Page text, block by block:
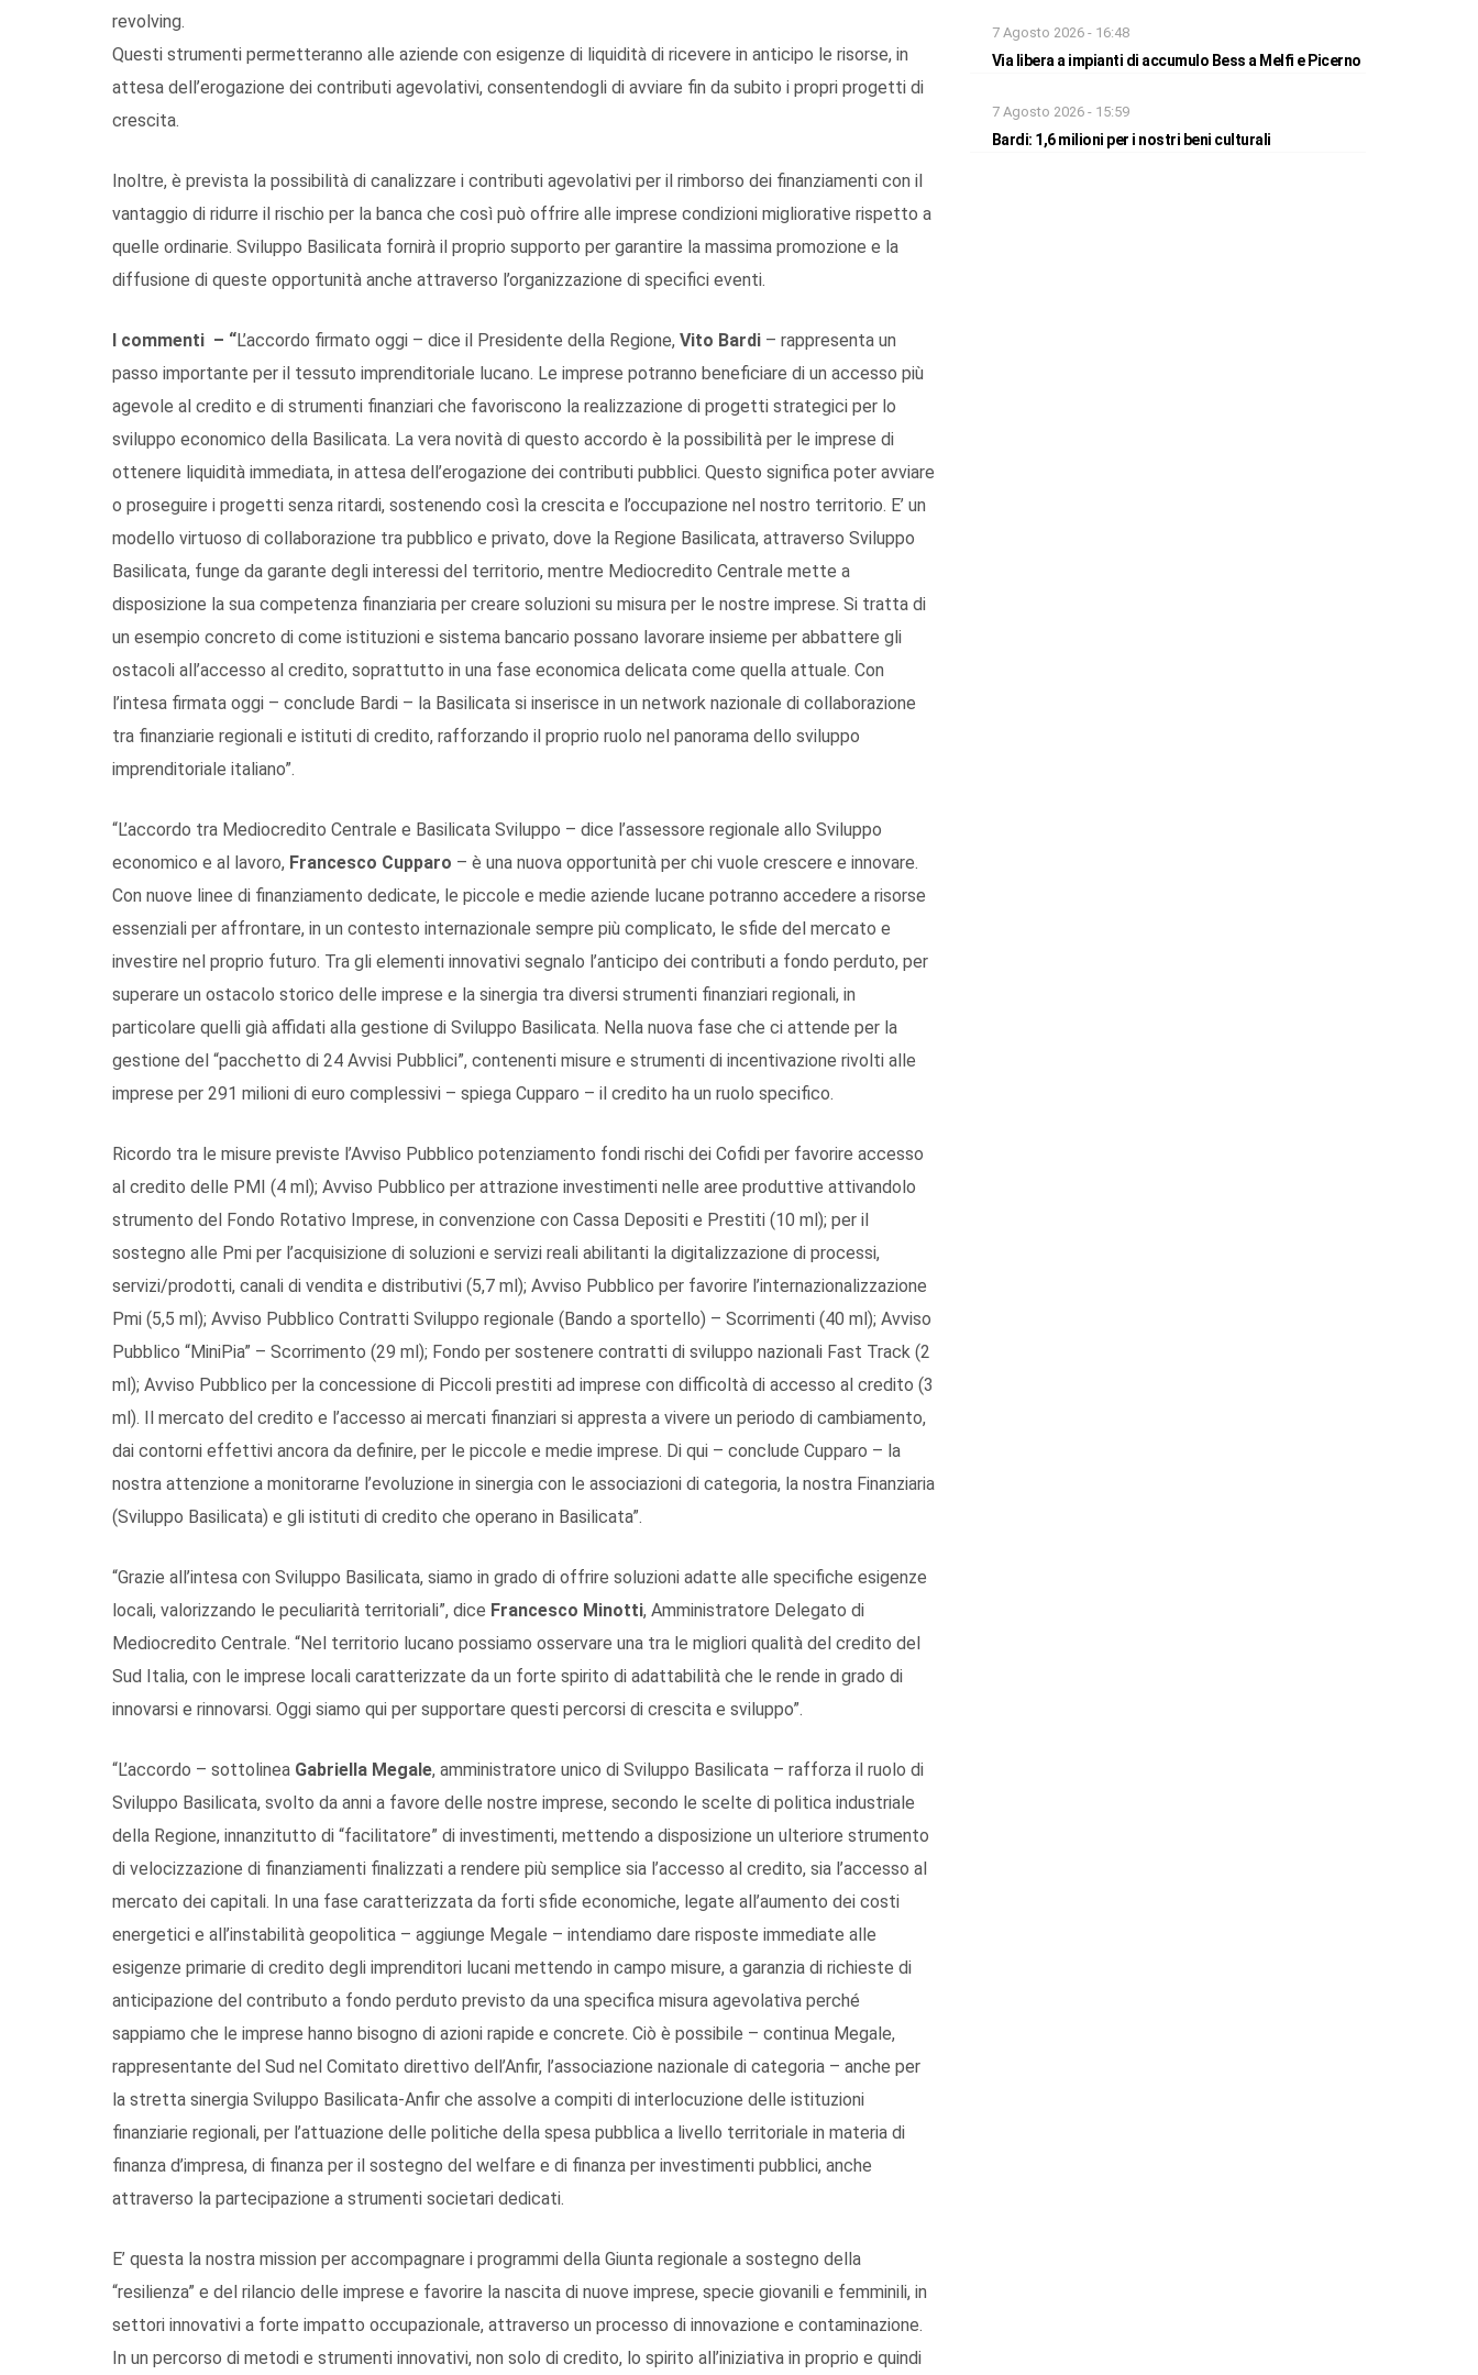
revolving.
Questi strumenti permetteranno alle aziende con esigenze di liquidità di ricevere in anticipo le risorse, in
attesa dell’erogazione dei contributi agevolativi, consentendogli di avviare fin da subito i propri progetti di
crescita.
Inoltre, è prevista la possibilità di canalizzare i contributi agevolativi per il rimborso dei finanziamenti con il
vantaggio di ridurre il rischio per la banca che così può offrire alle imprese condizioni migliorative rispetto a
quelle ordinarie. Sviluppo Basilicata fornirà il proprio supporto per garantire la massima promozione e la
diffusione di queste opportunità anche attraverso l’organizzazione di specifici eventi.
I commenti – “L’accordo firmato oggi – dice il Presidente della Regione, Vito Bardi – rappresenta un
passo importante per il tessuto imprenditoriale lucano. Le imprese potranno beneficiare di un accesso più
agevole al credito e di strumenti finanziari che favoriscono la realizzazione di progetti strategici per lo
sviluppo economico della Basilicata. La vera novità di questo accordo è la possibilità per le imprese di
ottenere liquidità immediata, in attesa dell’erogazione dei contributi pubblici. Questo significa poter avviare
o proseguire i progetti senza ritardi, sostenendo così la crescita e l’occupazione nel nostro territorio. E’ un
modello virtuoso di collaborazione tra pubblico e privato, dove la Regione Basilicata, attraverso Sviluppo
Basilicata, funge da garante degli interessi del territorio, mentre Mediocredito Centrale mette a
disposizione la sua competenza finanziaria per creare soluzioni su misura per le nostre imprese. Si tratta di
un esempio concreto di come istituzioni e sistema bancario possano lavorare insieme per abbattere gli
ostacoli all’accesso al credito, soprattutto in una fase economica delicata come quella attuale. Con
l’intesa firmata oggi – conclude Bardi – la Basilicata si inserisce in un network nazionale di collaborazione
tra finanziarie regionali e istituti di credito, rafforzando il proprio ruolo nel panorama dello sviluppo
imprenditoriale italiano”.
“L’accordo tra Mediocredito Centrale e Basilicata Sviluppo – dice l’assessore regionale allo Sviluppo
economico e al lavoro, Francesco Cupparo – è una nuova opportunità per chi vuole crescere e innovare.
Con nuove linee di finanziamento dedicate, le piccole e medie aziende lucane potranno accedere a risorse
essenziali per affrontare, in un contesto internazionale sempre più complicato, le sfide del mercato e
investire nel proprio futuro. Tra gli elementi innovativi segnalo l’anticipo dei contributi a fondo perduto, per
superare un ostacolo storico delle imprese e la sinergia tra diversi strumenti finanziari regionali, in
particolare quelli già affidati alla gestione di Sviluppo Basilicata. Nella nuova fase che ci attende per la
gestione del “pacchetto di 24 Avvisi Pubblici”, contenenti misure e strumenti di incentivazione rivolti alle
imprese per 291 milioni di euro complessivi – spiega Cupparo – il credito ha un ruolo specifico.
Ricordo tra le misure previste l’Avviso Pubblico potenziamento fondi rischi dei Cofidi per favorire accesso
al credito delle PMI (4 ml); Avviso Pubblico per attrazione investimenti nelle aree produttive attivandolo
strumento del Fondo Rotativo Imprese, in convenzione con Cassa Depositi e Prestiti (10 ml); per il
sostegno alle Pmi per l’acquisizione di soluzioni e servizi reali abilitanti la digitalizzazione di processi,
servizi/prodotti, canali di vendita e distributivi (5,7 ml); Avviso Pubblico per favorire l’internazionalizzazione
Pmi (5,5 ml); Avviso Pubblico Contratti Sviluppo regionale (Bando a sportello) – Scorrimenti (40 ml); Avviso
Pubblico “MiniPia” – Scorrimento (29 ml); Fondo per sostenere contratti di sviluppo nazionali Fast Track (2
ml); Avviso Pubblico per la concessione di Piccoli prestiti ad imprese con difficoltà di accesso al credito (3
ml). Il mercato del credito e l’accesso ai mercati finanziari si appresta a vivere un periodo di cambiamento,
dai contorni effettivi ancora da definire, per le piccole e medie imprese. Di qui – conclude Cupparo – la
nostra attenzione a monitorarne l’evoluzione in sinergia con le associazioni di categoria, la nostra Finanziaria
(Sviluppo Basilicata) e gli istituti di credito che operano in Basilicata”.
“Grazie all’intesa con Sviluppo Basilicata, siamo in grado di offrire soluzioni adatte alle specifiche esigenze
locali, valorizzando le peculiarità territoriali”, dice Francesco Minotti, Amministratore Delegato di
Mediocredito Centrale. “Nel territorio lucano possiamo osservare una tra le migliori qualità del credito del
Sud Italia, con le imprese locali caratterizzate da un forte spirito di adattabilità che le rende in grado di
innovarsi e rinnovarsi. Oggi siamo qui per supportare questi percorsi di crescita e sviluppo”.
“L’accordo – sottolinea Gabriella Megale, amministratore unico di Sviluppo Basilicata – rafforza il ruolo di
Sviluppo Basilicata, svolto da anni a favore delle nostre imprese, secondo le scelte di politica industriale
della Regione, innanzitutto di “facilitatore” di investimenti, mettendo a disposizione un ulteriore strumento
di velocizzazione di finanziamenti finalizzati a rendere più semplice sia l’accesso al credito, sia l’accesso al
mercato dei capitali. In una fase caratterizzata da forti sfide economiche, legate all’aumento dei costi
energetici e all’instabilità geopolitica – aggiunge Megale – intendiamo dare risposte immediate alle
esigenze primarie di credito degli imprenditori lucani mettendo in campo misure, a garanzia di richieste di
anticipazione del contributo a fondo perduto previsto da una specifica misura agevolativa perché
sappiamo che le imprese hanno bisogno di azioni rapide e concrete. Ciò è possibile – continua Megale,
rappresentante del Sud nel Comitato direttivo dell’Anfir, l’associazione nazionale di categoria – anche per
la stretta sinergia Sviluppo Basilicata-Anfir che assolve a compiti di interlocuzione delle istituzioni
finanziarie regionali, per l’attuazione delle politiche della spesa pubblica a livello territoriale in materia di
finanza d’impresa, di finanza per il sostegno del welfare e di finanza per investimenti pubblici, anche
attraverso la partecipazione a strumenti societari dedicati.
E’ questa la nostra mission per accompagnare i programmi della Giunta regionale a sostegno della
“resilienza” e del rilancio delle imprese e favorire la nascita di nuove imprese, specie giovanili e femminili, in
settori innovativi a forte impatto occupazionale, attraverso un processo di innovazione e contaminazione.
In un percorso di metodi e strumenti innovativi, non solo di credito, lo spirito all’iniziativa in proprio e quindi
7 Agosto 2026 - 16:48
Via libera a impianti di accumulo Bess a Melfi e Picerno
7 Agosto 2026 - 15:59
Bardi: 1,6 milioni per i nostri beni culturali